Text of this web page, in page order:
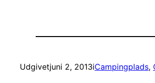
Udgivetjuni 2, 2013iCampingplads,